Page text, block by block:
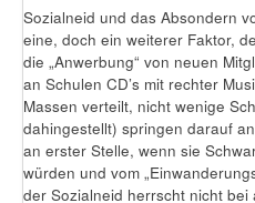
Sozialneid und das Absondern
eine, doch ein weiterer Faktor,
die „Anwerbung“ von neuen
an Schulen CD’s mit rechter
Massen verteilt, nicht wenige
dahingestellt) springen darauf
an erster Stelle, wenn sie
würden und vom
der Sozialneid herrscht nicht